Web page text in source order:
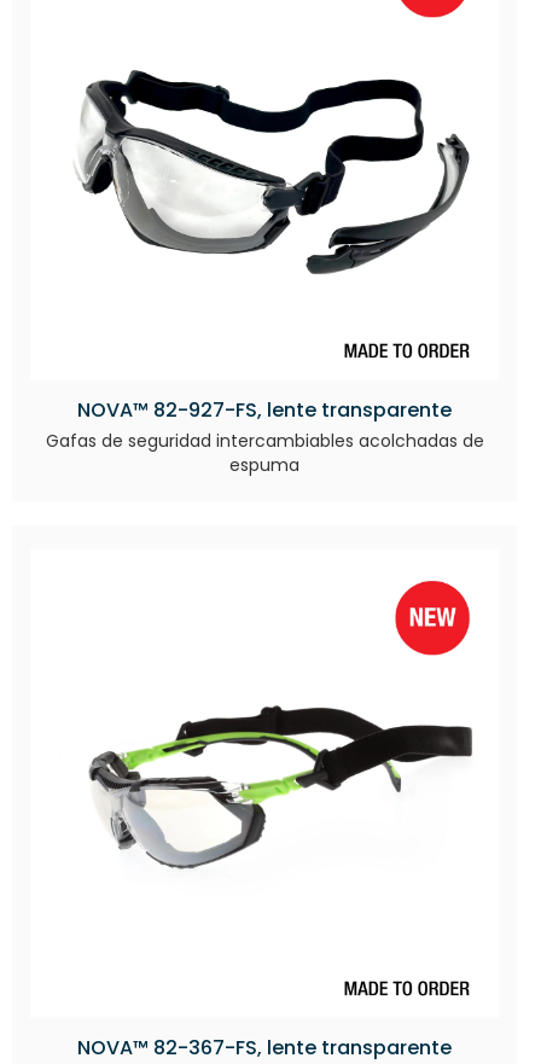
NOVA™ 82-927-FS, lente transparente
Gafas de seguridad intercambiables acolchadas de
espuma
NOVA™ 82-367-FS, lente transparente